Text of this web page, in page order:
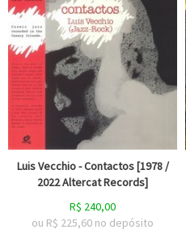
Luis Vecchio - Contactos [1978 /
2022 Altercat Records]
R$ 240,00
ou R$ 225,60 no depósito